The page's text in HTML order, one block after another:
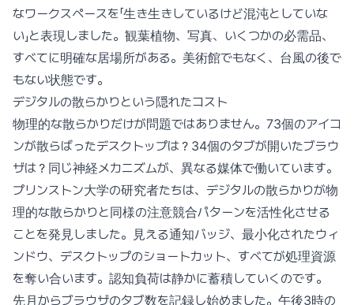
なワークスペースを「生き生きしているけど混沌としていな
い」と表現しました。観葉植物、写真、いくつかの必需品、
すべてに明確な居場所がある。美術館でもなく、台風の後で
もない状態です。
デジタルの散らかりという隠れたコスト
物理的な散らかりだけが問題ではありません。73個のアイコ
ンが散らばったデスクトップは？34個のタブが開いたブラウ
ザは？同じ神経メカニズムが、異なる媒体で働いています。
プリンストン大学の研究者たちは、デジタルの散らかりが物
理的な散らかりと同様の注意競合パターンを活性化させる
ことを発見しました。見える通知バッジ、最小化されたウィ
ンドウ、デスクトップのショートカット、すべてが処理資源
を奪い合います。認知負荷は静かに蓄積していくのです。
先月からブラウザのタブ数を記録し始めました。午後3時の